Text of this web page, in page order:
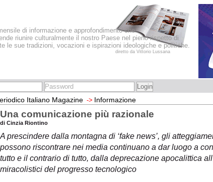
di informazione e approfondimento che
riunire culturalmente il nostro Paese nel pieno rispetto di
le sue tradizioni, vocazioni e ispirazioni ideologiche e politiche.
diretto da Vittorio Lussana
Italiano Magazine -> Informazione
Una comunicazione più razionale
di Cinzia Riontino
A prescindere dalla montagna di ‘fake news’, gli
possono riscontrare nei media continuano a dar luogo a
tutto e il contrario di tutto, dalla deprecazione apocalittica
miracolistici del progresso tecnologico